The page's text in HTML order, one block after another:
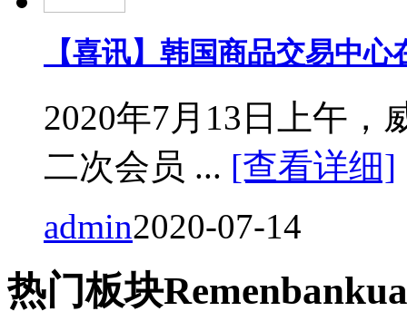
【喜讯】韩国商品交易中
2020年7月13日上午，
二次会员 ... [查看详细]
admin2020-07-14
热门板块Remen